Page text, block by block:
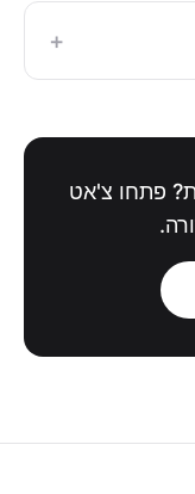
+
פתחו צ'אט